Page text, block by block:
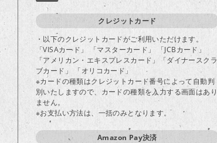
クレジットカード
・以下のクレジットカードがご利用いただけます。
「VISAカード」 「マスターカード」 「JCBカード」
「アメリカン・エキスプレスカード」「ダイナースクラ
ブカード」 「オリコカード」
※カードの種類はクレジットカード番号によって自動判
別いたしますので、カードの種類を入力する画面はあり
ません。
※お支払い方法は、一括のみとなります。
Amazon Pay決済